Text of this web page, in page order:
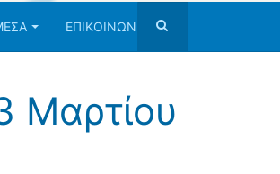
ΕΠΙΚΟΙΝΩΝΙΑ
Μαρτίου